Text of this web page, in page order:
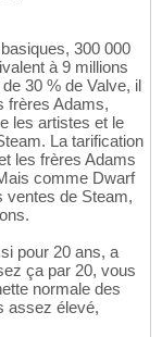
300 000
à 9 millions
30 % de Valve, il
frères Adams,
les artistes et le
La tarification
les frères Adams
comme Dwarf
ventes de Steam,
pour 20 ans, a
ça par 20, vous
normale des
assez élevé,